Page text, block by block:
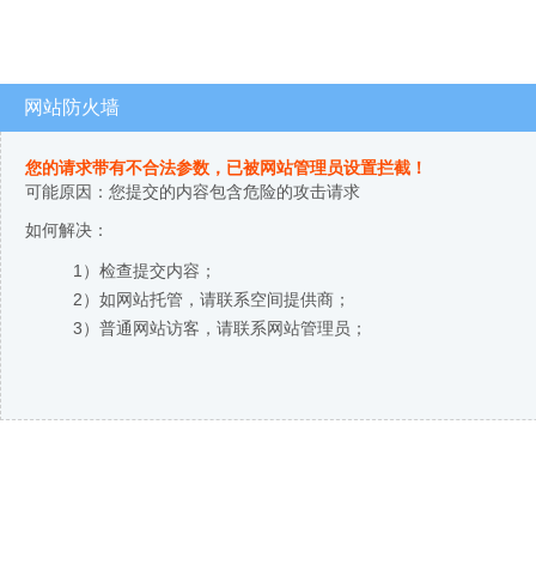
网站防火墙
您的请求带有不合法参数，已被网站管理员设置拦截！
可能原因：您提交的内容包含危险的攻击请求
如何解决：
1）检查提交内容；
2）如网站托管，请联系空间提供商；
3）普通网站访客，请联系网站管理员；